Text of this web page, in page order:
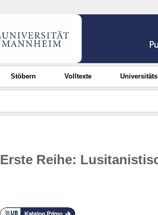
Stöbern Volltexte
Erste Reihe: